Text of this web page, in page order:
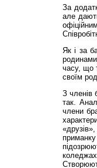
За
але
Як і за
часу, що
своїм
З членів
так.
члени